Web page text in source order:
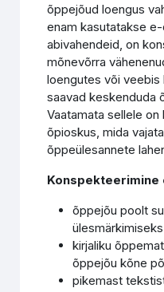
õppejõud loengus
enam kasutatakse
abivahendeid, on
mõnevõrra
loengutes või veebis
saavad keskenduda
Vaatamata sellele
õpioskus, mida
õppeülesannete
Konspekteerimine
õppejõu poolt
ülesmärkimiseks
kirjaliku
õppejõu kõne
pikemast